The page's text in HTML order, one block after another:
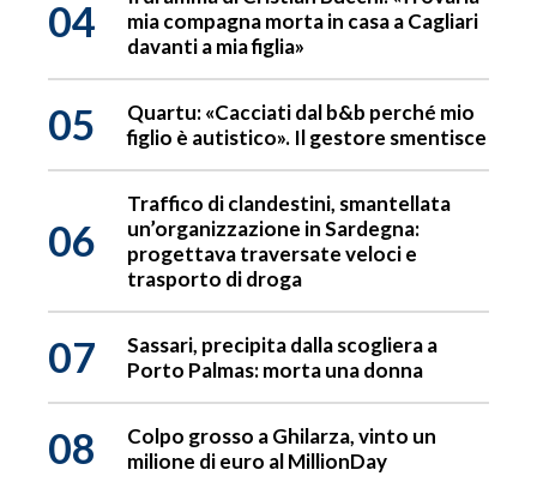
04
mia compagna morta in casa a Cagliari
davanti a mia figlia»
05
Quartu: «Cacciati dal b&b perché mio
figlio è autistico». Il gestore smentisce
06
Traffico di clandestini, smantellata
un’organizzazione in Sardegna:
progettava traversate veloci e
trasporto di droga
07
Sassari, precipita dalla scogliera a
Porto Palmas: morta una donna
08
Colpo grosso a Ghilarza, vinto un
milione di euro al MillionDay